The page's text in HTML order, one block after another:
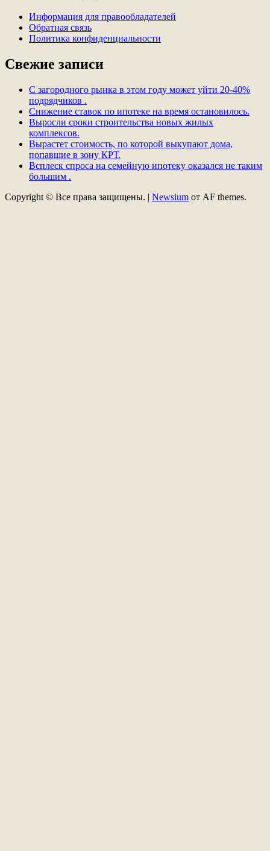
Информация для правообладателей
Обратная связь
Политика конфиденциальности
Свежие записи
С загородного рынка в этом году может уйти 20-40%
подрядчиков .
Снижение ставок по ипотеке на время остановилось.
Выросли сроки строительства новых жилых
комплексов.
Вырастет стоимость, по которой выкупают дома,
попавшие в зону КРТ.
Всплеск спроса на семейную ипотеку оказался не таким
большим .
Copyright © Все права защищены. | Newsium от AF themes.